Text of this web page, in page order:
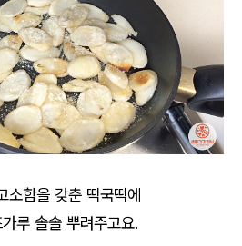
소함을 갖춘 떡국떡에
루 솔솔 뿌려주고요.